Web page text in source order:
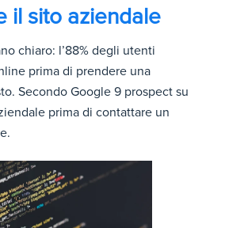
il sito aziendale
chiaro: l’88% degli utenti
prima di prendere una
Secondo Google 9 prospect su
prima di contattare un